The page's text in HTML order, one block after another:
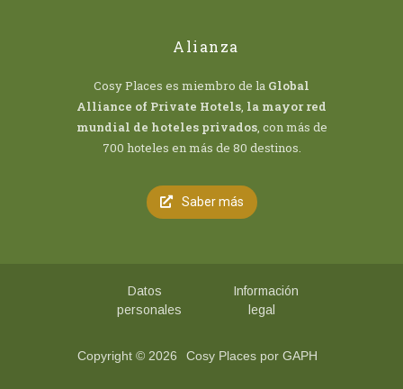
Alianza
Cosy Places es miembro de la Global
Alliance of Private Hotels, la mayor red
mundial de hoteles privados, con más de
700 hoteles en más de 80 destinos.
Saber más
Copyright © 2026 Cosy Places por GAPH
Datos
personales
Información
legal